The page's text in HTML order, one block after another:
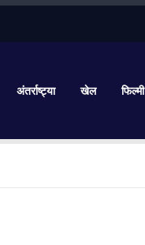
अंतर्राष्ट्या खेल फिल्मी